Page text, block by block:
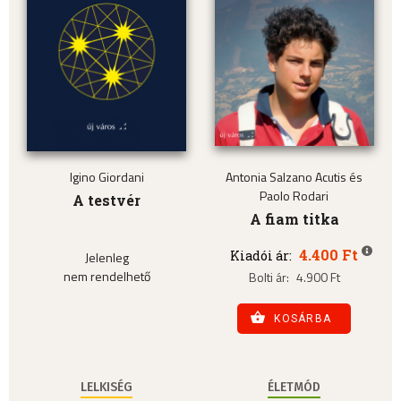
Igino Giordani
A testvér
Jelenleg
nem rendelhető
Antonia Salzano Acutis és
Paolo Rodari
A fiam titka
Kiadói ár: 4.400 Ft
Bolti ár: 4.900 Ft
KOSÁRBA
LELKISÉG ÉLETMÓD